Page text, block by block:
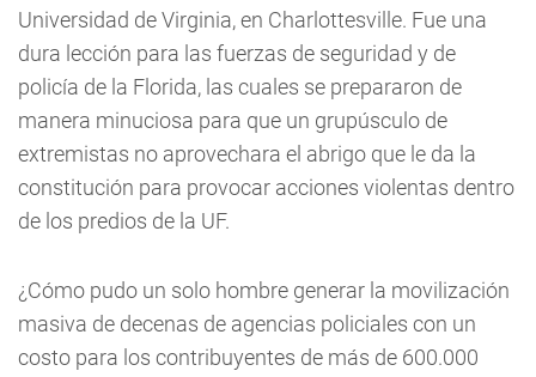
Universidad de Virginia, en Charlottesville. Fue una
dura lección para las fuerzas de seguridad y de
policía de la Florida, las cuales se prepararon de
manera minuciosa para que un grupúsculo de
extremistas no aprovechara el abrigo que le da la
constitución para provocar acciones violentas dentro
de los predios de la UF.
¿Cómo pudo un solo hombre generar la movilización
masiva de decenas de agencias policiales con un
costo para los contribuyentes de más de 600.000